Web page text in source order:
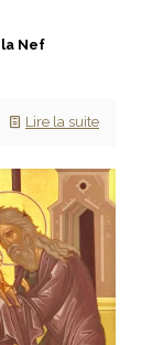
la Nef
Lire la suite